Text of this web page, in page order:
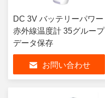
DC 3V バッテリーパワー
赤外線温度計 35グループ
データ保存
お問い合わせ